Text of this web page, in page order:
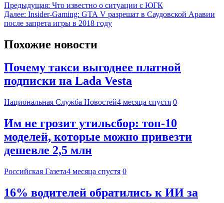
Предыдущая: Что известно о ситуации с ЮГК
Далее: Insider-Gaming: GTA V разрешат в Саудовской Аравии
после запрета игры в 2018 году
Похожие новости
Почему такси выгоднее платной
подписки на Lada Vesta
Национальная Служба Новостей4 месяца спустя 0
Им не грозит утильсбор: топ-10
моделей, которые можно привезти
дешевле 2,5 млн
Российская Газета4 месяца спустя 0
16% водителей обратились к ИИ за